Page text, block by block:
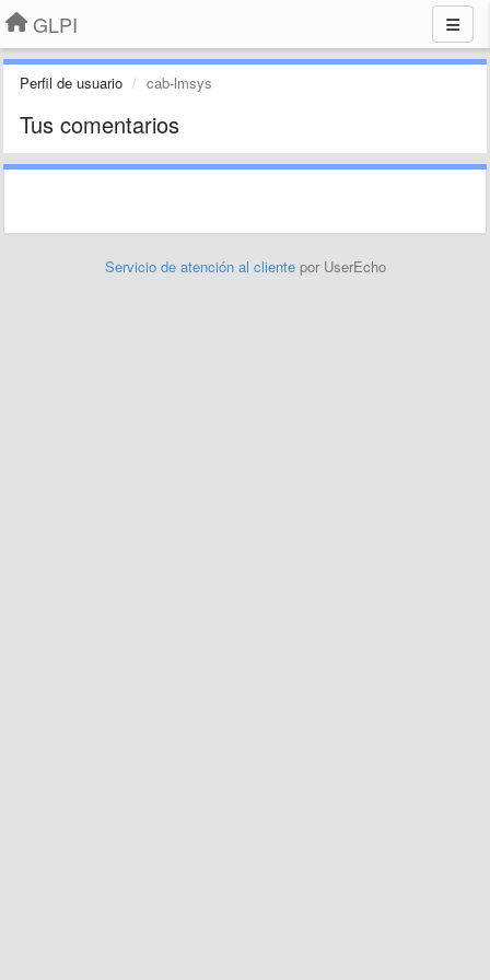
GLPI
Perfil de usuario cab-lmsys
Tus comentarios
Servicio de atención al cliente por UserEcho